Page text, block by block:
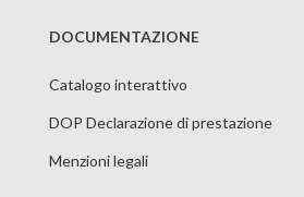
DOCUMENTAZIONE
Catalogo interattivo
DOP Declarazione di prestazione
Menzioni legali